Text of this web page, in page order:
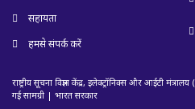
सहायता
हमसे संपर्क करें
राष्ट्रीय सूचना विज्ञान केंद्र, इलेक्ट्रॉनिक्स और आईटी
गई सामग्री | भारत सरकार